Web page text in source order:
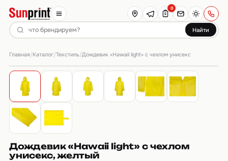
Найти
0
Главная/Каталог/Текстиль/Дождевик «Hawaii light» c чехлом унисекс
Дождевик «Hawaii light» c чехлом
унисекс, желтый